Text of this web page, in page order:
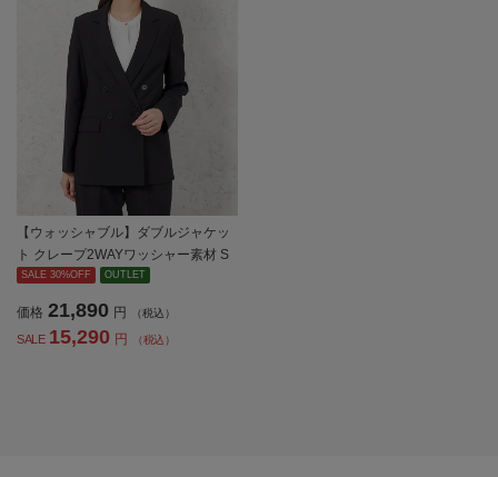
【ウォッシャブル】ダブルジャケッ
ト クレープ2WAYワッシャー素材 S
OFFICE 【レディース】
SALE 30%OFF OUTLET
価格 21,890 円 （税込）
SALE 15,290 円 （税込）